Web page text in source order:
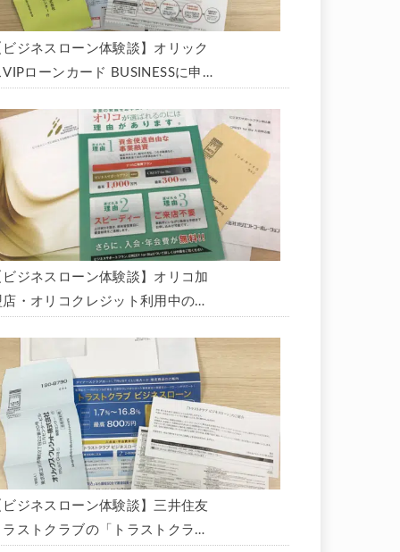
ビジネスローン体験談】オリック
VIPローンカード BUSINESSに申
で借りられました。全手順を丁寧
説します。
ビジネスローン体験談】オリコ加
店・オリコクレジット利用中の事
ジネスサポートプラン」を使う方
がないか、問い合わせてみた。
ビジネスローン体験談】三井住友
ラストクラブの「トラストクラブ